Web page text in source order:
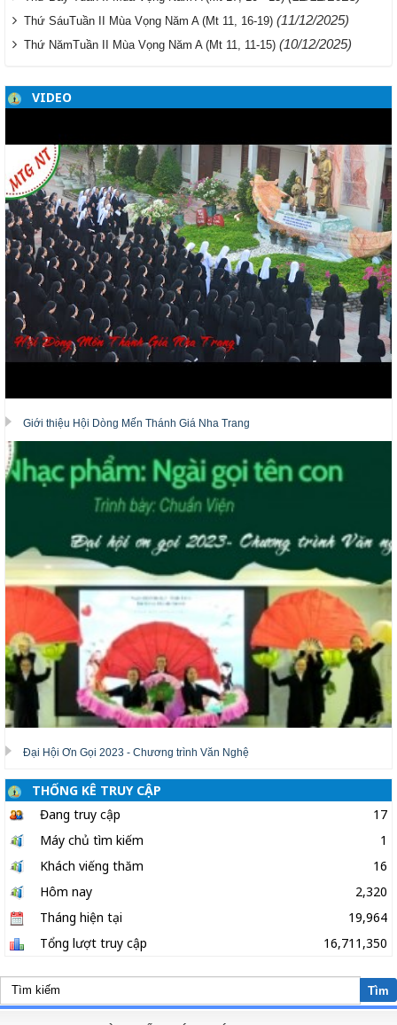
Thứ SáuTuần II Mùa Vọng Năm A (Mt 11, 16-19) (11/12/2025)
Thứ NămTuần II Mùa Vọng Năm A (Mt 11, 11-15) (10/12/2025)
VIDEO
Giới thiệu Hội Dòng Mến Thánh Giá Nha Trang
Đại Hội Ơn Gọi 2023 - Chương trình Văn Nghệ
THỐNG KÊ TRUY CẬP
Đang truy cập
17
Máy chủ tìm kiếm
1
Khách viếng thăm
16
Hôm nay
2,320
Tháng hiện tại
19,964
Tổng lượt truy cập
16,711,350
Tìm